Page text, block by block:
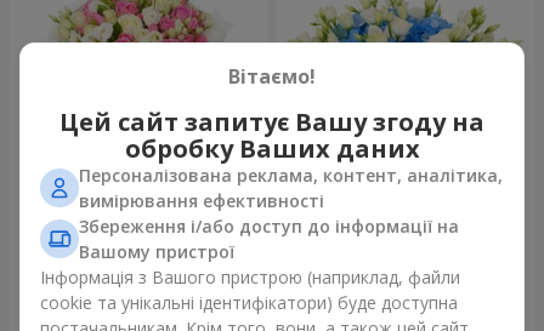
Букет "Piedmont"
5 599 грн
Композиція "Сільвія"
3 999 грн
Вітаємо!
Цей сайт запитує Вашу згоду на
обробку Ваших даних
Персоналізована реклама, контент, аналітика,
вимірювання ефективності
Збереження і/або доступ до інформації на
Вашому пристрої
Інформація з Вашого пристрою (наприклад, файли
cookie та унікальні ідентифікатори) буде доступна